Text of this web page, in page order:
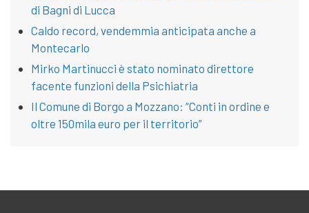
di Bagni di Lucca
Caldo record, vendemmia anticipata anche a
Montecarlo
Mirko Martinucci è stato nominato direttore
facente funzioni della Psichiatria
Il Comune di Borgo a Mozzano: “Conti in ordine e
oltre 150mila euro per il territorio”